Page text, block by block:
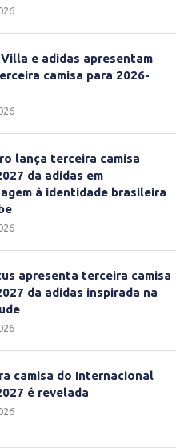
e adidas apresentam
camisa para 2026-
lança terceira camisa
da adidas em
à identidade brasileira
apresenta terceira camisa
da adidas inspirada na
camisa do Internacional
é revelada